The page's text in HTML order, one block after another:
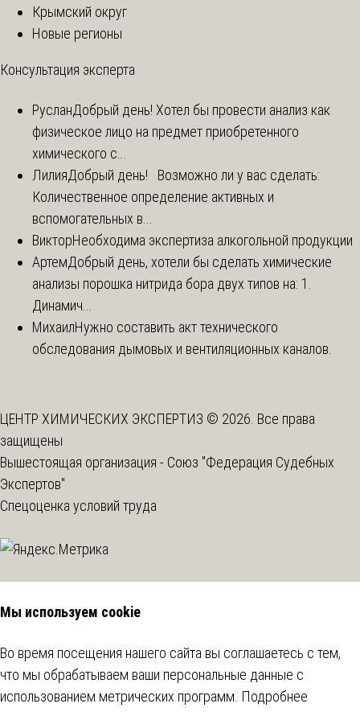
Крымский округ
Новые регионы
Консультация эксперта
РусланДобрый день! Хотел бы провести анализ как
физическое лицо на предмет приобретенного
химического с...
ЛилияДобрый день! Возможно ли у вас сделать:
Количественное определение активных и
вспомогательных в...
ВикторНеобходима экспертиза алкогольной продукции
АртемДобрый день, хотели бы сделать химические
анализы порошка нитрида бора двух типов на: 1.
Динамич...
МихаилНужно составить акт технического
обследования дымовых и вентиляционных каналов.
ЦЕНТР ХИМИЧЕСКИХ ЭКСПЕРТИЗ © 2026. Все права
защищены
Вышестоящая организация - Союз "Федерация Судебных
Экспертов"
Спецоценка условий труда
Мы используем cookie
Во время посещения нашего сайта вы соглашаетесь с тем,
что мы обрабатываем ваши персональные данные с
использованием метрических программ. Подробнее